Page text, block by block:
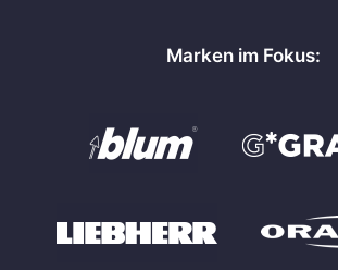
Marken im Fokus: